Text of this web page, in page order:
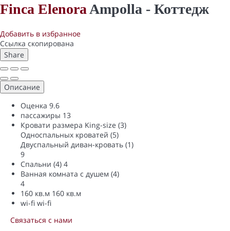
Finca Elenora Ampolla - Коттедж
Добавить в избранное
Ссылка скопирована
Share
Описание
Оценка 9.6
пассажиры 13
Кровати размера King-size (3)
Односпальных кроватей (5)
Двуспальный диван-кровать (1)
9
Спальни (4) 4
Ванная комната с душем (4)
4
160 кв.м 160 кв.м
wi-fi wi-fi
Связаться с нами